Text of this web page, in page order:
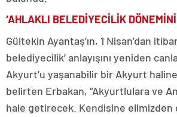
‘AHLAKLI BELEDİYECİLİK
Gültekin Ayantaş’ın, 1 Nisan’dan
belediyecilik’ anlayışını yeniden
Akyurt’u yaşanabilir bir Akyurt
belirten Erbakan, “Akyurtlulara ve
hale getirecek. Kendisine